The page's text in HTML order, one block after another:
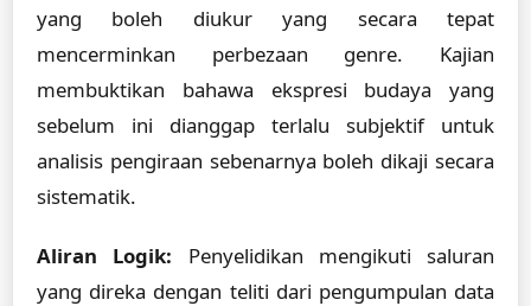
yang boleh diukur yang secara tepat
mencerminkan perbezaan genre. Kajian
membuktikan bahawa ekspresi budaya yang
sebelum ini dianggap terlalu subjektif untuk
analisis pengiraan sebenarnya boleh dikaji secara
sistematik.
Aliran Logik: Penyelidikan mengikuti saluran
yang direka dengan teliti dari pengumpulan data